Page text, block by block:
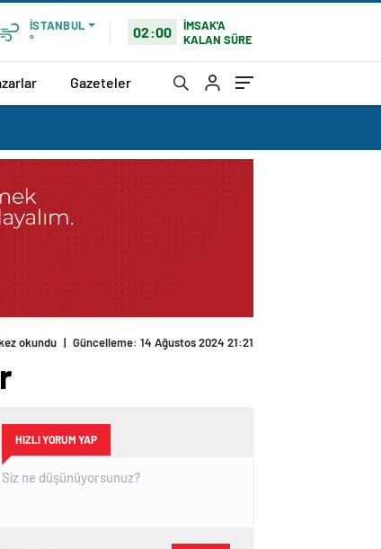
İSTANBUL
°
02:00
İMSAK'A
KALAN SÜRE
Gazeteler
okundu | Güncelleme: 14 Ağustos 2024 21:21
HIZLI YORUM YAP